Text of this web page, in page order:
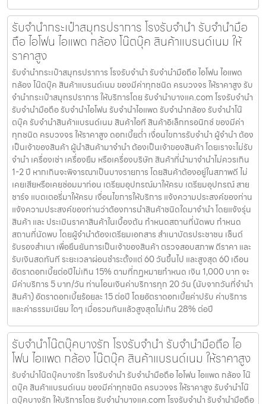
รับจำนำกระเป๋าสมุทรปราการ โรงรับจำนำ รับจำนำมือ
ถือ ไอโฟน ไอแพด กล้อง โน๊ตบุ๊ค สินค้าแบรนด์เนม ให้
ราคาสูง
รับจำนำกระเป๋าสมุทรปราการ โรงรับจำนำ รับจำนำมือถือ ไอโฟน ไอแพด
กล้อง โน๊ตบุ๊ค สินค้าแบรนด์เนม ของมีค่าทุกชนิด ครบวงจร ให้ราคาสูง รับ
จำนำกระเป๋าสมุทรปราการ ให้บริการโดย รับจํานําบางแค.com โรงรับจำนำ
รับจำนำมือถือ รับจำนำไอโฟน รับจำนำไอแพด รับจำนำกล้อง รับจำนำโน๊
ตบุ๊ค รับจำนำสินค้าแบรนด์เนม สินค้าไอที สินค้าอิเล็กทรอนิกซ์ ของมีค่า
ทุกชนิด ครบวงจร ให้ราคาสูง ดอกเบี้ยต่ำ เงื่อนไขการรับจำนำ ผู้จำนำ ต้อง
เป็นเจ้าของสินค้า ผู้นำสินค้ามาจำนำ ต้องเป็นเจ้าของสินค้า โดยเราจะไม่รับ
จำนำ เครื่องเช่า เครื่องยืม หรือเครื่องบริษัท สินค้าที่นำมาจำนำไม่ควรเกิน
1-2 ปี หากเกินจะพิจารณาเป็นบางรายการ โดยสินค้าต้องอยู่ในสภาพดี ไม่
เคยเสียหรือเคยซ่อมมาก่อน เตรียมอุปกรณ์มาให้ครบ เตรียมอุปกรณ์ สาย
ชาร์จ แบตเตอรี่มาให้ครบ เงื่อนไขการให้บริการ แจ้งความประสงค์ของท่าน
แจ้งความประสงค์ของท่านว่าต้องการนำสินค้าชนิดใดมาจำนำ โดยแจ้งรุ่น
สินค้า และ ประเมินราคาสินค้าในเบื้องต้น กำหนดสถานที่นัดพบ กำหนด
สถานที่นัดพบ โดยผู้จำนำต้องเตรียมเอกสาร สำเนาบัตรประชาชน เซ็นต์
รับรองสำเนา เพื่อยืนยันการเป็นเจ้าของสินค้า ตรวจสอบสภาพ ตีราคา และ
รับเงินสดทันที ระยะเวลาผ่อนชำระตั้งแต่ 60 วันขึ้นไป และสูงสุด 60 เดือน
อัตราดอกเบี้ยต่อปีไม่เกิน 15% ตามที่กฏหมายกำหนด เงิน 1,000 บาท จะ
มีค่าบริการ 5 บาท/วัน ท่านโอนเงินค่าบริการทุก 20 วัน (นับจากวันที่จำนำ
สินค้า) อัตราดอกเบี้ยร้อยละ 15 ต่อปี โดยอัตราดอกเบี้ยค่าปรับ ค่าบริการ
และค่าธรรมเนียม ใดๆ เมื่อรวมกันแล้วสูงสุดไม่เกิน 28% ต่อปี
รับจำนำโน๊ตบุ๊คบางรัก โรงรับจำนำ รับจำนำมือถือ ไอ
โฟน ไอแพด กล้อง โน๊ตบุ๊ค สินค้าแบรนด์เนม ให้ราคาสูง
รับจำนำโน๊ตบุ๊คบางรัก โรงรับจำนำ รับจำนำมือถือ ไอโฟน ไอแพด กล้อง โน๊
ตบุ๊ค สินค้าแบรนด์เนม ของมีค่าทุกชนิด ครบวงจร ให้ราคาสูง รับจำนำโน๊
ตบุ๊คบางรัก ให้บริการโดย รับจํานําบางแค.com โรงรับจำนำ รับจำนำมือถือ